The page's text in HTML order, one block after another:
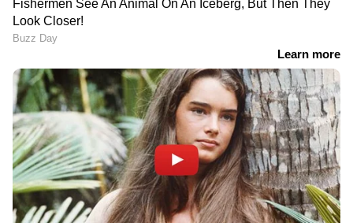
ഇങ്ങനെയൊക്കെയുള്ള വാര്‍ത്തകള്‍ കേട്ടാല്‍
നമ്മളാദ്യം പ്രാര്‍ത്ഥിക്കുന്നത്, ശത്രുക്കള്‍ക്ക്
വരുത്തല്ലേ എന്നാണ്. നല്ല മനസ്സുള്ളവര്‍
അങ്ങനെയേ ചിന്തിക്കൂ. ഇപ്പോള്‍ ഈ പറഞ്ഞ്
പ്രചരിപ്പിക്കുന്നത് എന്തിനാണെന്ന്
എനിക്കറിയില്ല. ഇതിനെ കുറിച്ച്
ഇനിയെനിക്കൊന്നും പറയാനുമില്ല'', ഒരു
യൂട്യൂബ് ചാനലിനു നൽകിയ അഭിമുഖത്തിൽ
രേണു സുധി പറഞ്ഞു.
DOWNLOAD APP